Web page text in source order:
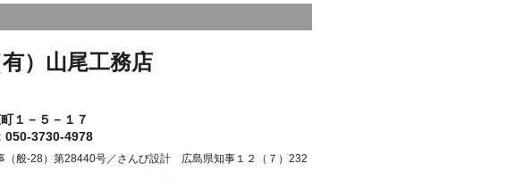
有）山尾工務店
１－５－１７
3730-4978
般-28）第28440号／さんび設計 広島県知事１２（７）232